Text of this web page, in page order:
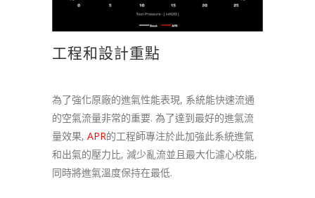
工程和設計重點
為了強化原廠的進氣性能表現, 系統能快速流通
的空氣流量非常的重要. 為了達到最好的進氣流
量效果, APR的工程師專注於此加強此系統進氣
和出氣的壓力比, 減少亂流並且最大化濾心校能,
同時將進氣溫度保持在最低.